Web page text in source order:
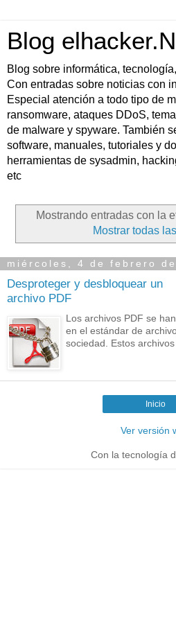
Blog
Blog sobre informática,
Con entradas sobre noticias con
Especial atención a todo tipo de
ransomware, ataques DDoS,
de malware y spyware. También
software, manuales, tutoriales y
herramientas de sysadmin,
etc
Mostrando entradas con la
Mostrar todas
miércoles, 4 de febrero de
Desproteger y desbloquear un
archivo PDF
Los archivos PDF se
en el estándar de
sociedad. Estos
Inicio
Ver versión
Con la tecnología